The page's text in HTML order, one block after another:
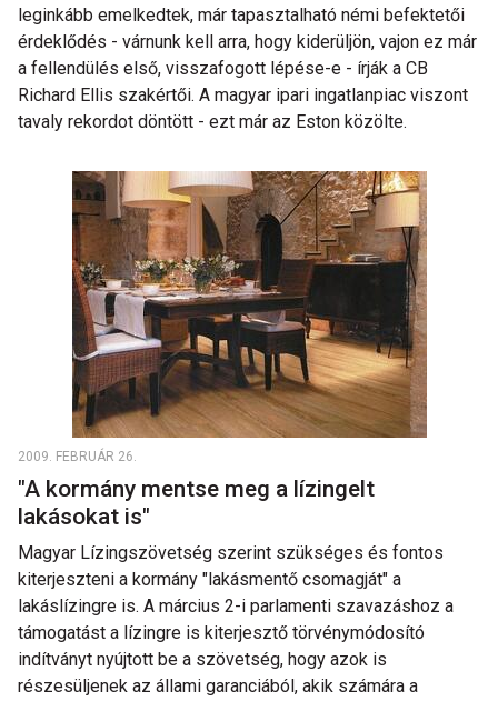
leginkább emelkedtek, már tapasztalható némi befektetői
érdeklődés - várnunk kell arra, hogy kiderüljön, vajon ez már
a fellendülés első, visszafogott lépése-e - írják a CB
Richard Ellis szakértői. A magyar ipari ingatlanpiac viszont
tavaly rekordot döntött - ezt már az Eston közölte.
2009. FEBRUÁR 26.
"A kormány mentse meg a lízingelt
lakásokat is"
Magyar Lízingszövetség szerint szükséges és fontos
kiterjeszteni a kormány "lakásmentő csomagját" a
lakáslízingre is. A március 2-i parlamenti szavazáshoz a
támogatást a lízingre is kiterjesztő törvénymódosító
indítványt nyújtott be a szövetség, hogy azok is
részesüljenek az állami garanciából, akik számára a